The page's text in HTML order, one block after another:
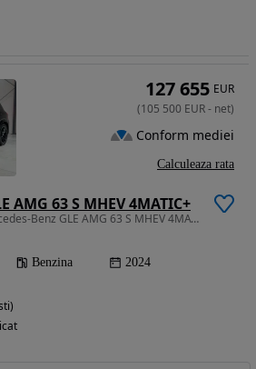
AMG 63 S MHEV 4MATIC+
3982 cm3 • 612 CP • Mercedes-Benz GLE AMG 63 S MHEV 4MATIC+
Benzina 2024
127 655 EUR
(105 500 EUR- net)
Conform mediei
Calculeaza rata